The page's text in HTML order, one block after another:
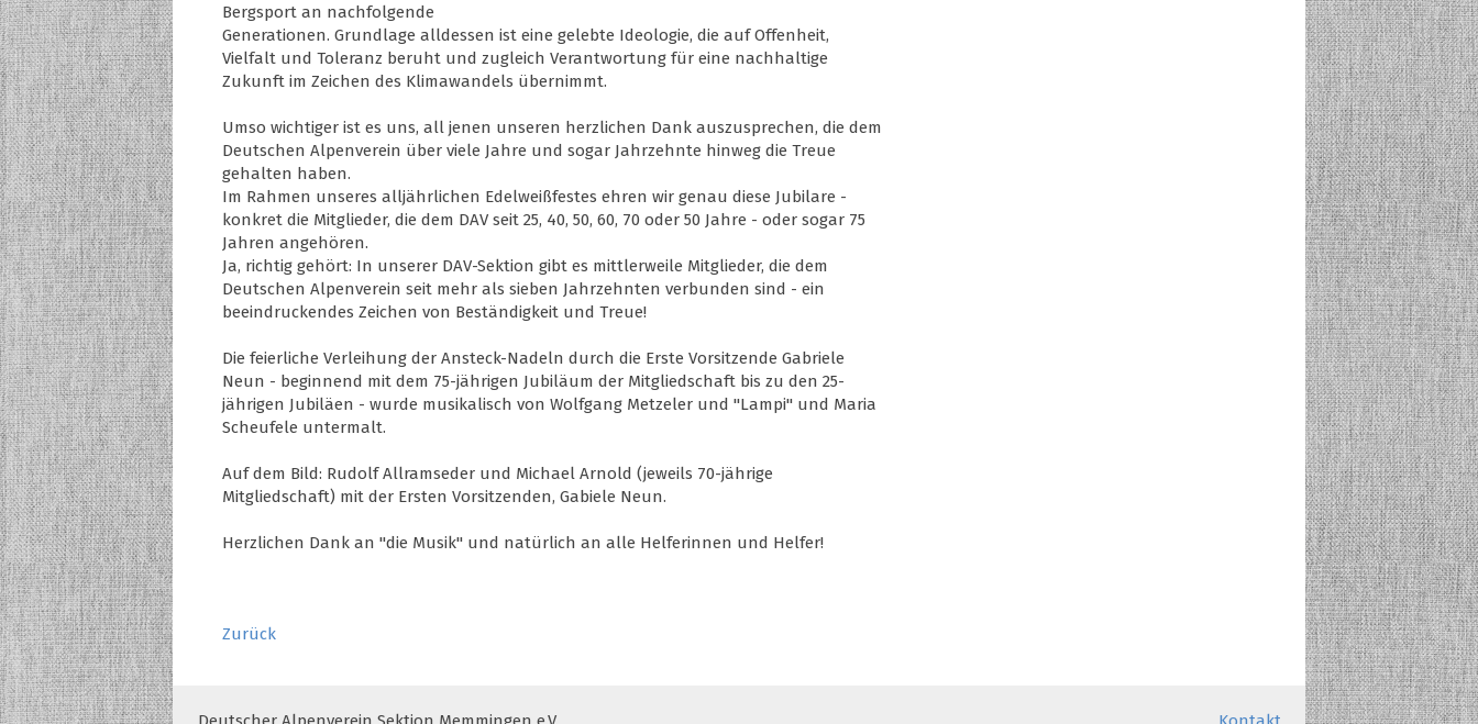
Bergsport an nachfolgende
Generationen. Grundlage alldessen ist eine gelebte Ideologie, die auf Offenheit,
Vielfalt und Toleranz beruht und zugleich Verantwortung für eine nachhaltige
Zukunft im Zeichen des Klimawandels übernimmt.
Umso wichtiger ist es uns, all jenen unseren herzlichen Dank auszusprechen, die dem
Deutschen Alpenverein über viele Jahre und sogar Jahrzehnte hinweg die Treue
gehalten haben.
Im Rahmen unseres alljährlichen Edelweißfestes ehren wir genau diese Jubilare -
konkret die Mitglieder, die dem DAV seit 25, 40, 50, 60, 70 oder 50 Jahre - oder sogar 75
Jahren angehören.
Ja, richtig gehört: In unserer DAV-Sektion gibt es mittlerweile Mitglieder, die dem
Deutschen Alpenverein seit mehr als sieben Jahrzehnten verbunden sind - ein
beeindruckendes Zeichen von Beständigkeit und Treue!
Die feierliche Verleihung der Ansteck-Nadeln durch die Erste Vorsitzende Gabriele
Neun - beginnend mit dem 75-jährigen Jubiläum der Mitgliedschaft bis zu den 25-
jährigen Jubiläen - wurde musikalisch von Wolfgang Metzeler und "Lampi" und Maria
Scheufele untermalt.
Auf dem Bild: Rudolf Allramseder und Michael Arnold (jeweils 70-jährige
Mitgliedschaft) mit der Ersten Vorsitzenden, Gabiele Neun.
Herzlichen Dank an "die Musik" und natürlich an alle Helferinnen und Helfer!
Zurück